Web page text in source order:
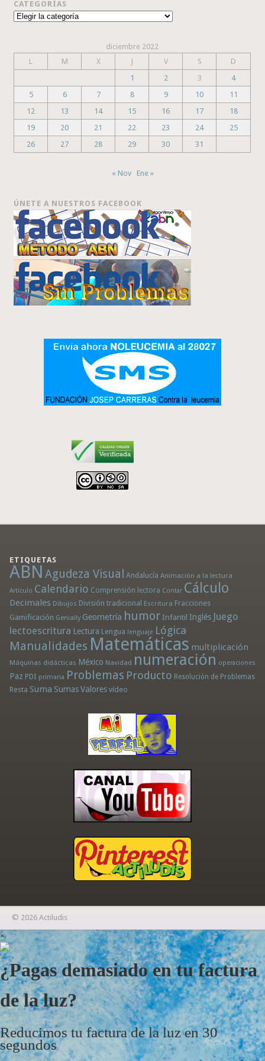
CATEGORÍAS
Categorías
diciembre 2022
L
M X J V S
D
1
2 3
4
5
6 7 8 9 10
11
12
13 14 15 16 17
18
19
20 21 22 23 24
25
26
27 28 29 30 31
« Nov Ene »
ÚNETE A NUESTROS FACEBOOK
ETIQUETAS
ABN Agudeza Visual Andalucía Animación a la lectura
Artículo Calendario Comprensión lectora Contar Cálculo
Decimales Dibujos División tradicional Escritura Fracciones
Gamificación Genially Geometría humor Infantil Inglés Juego
lectoescritura Lectura Lengua lenguaje Lógica
Manualidades Matemáticas multiplicación
Máquinas didácticas México Navidad numeración operaciones
Paz PDI primaria Problemas Producto Resolución de Problemas
Resta Suma Sumas Valores vídeo
© 2026 Actiludis
×
¿Pagas demasiado en tu factura
de la luz?
Reducimos tu factura de la luz en 30
segundos